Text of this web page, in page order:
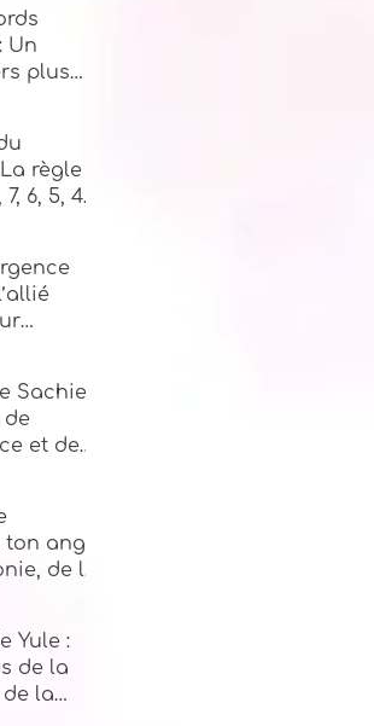
Un
plus
règle
7, 6, 5, 4,
Sachiel
de
et de
ange
de la
Yule :
de la
la